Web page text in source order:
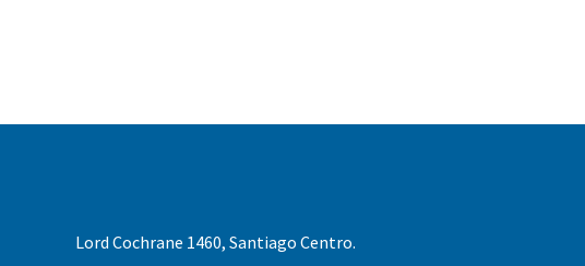
Lord Cochrane 1460, Santiago Centro.